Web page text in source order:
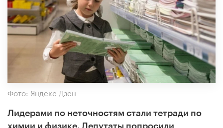
Фото: Яндекс Дзен
Лидерами по неточностям стали тетради по
химии и физике. Депутаты попросили